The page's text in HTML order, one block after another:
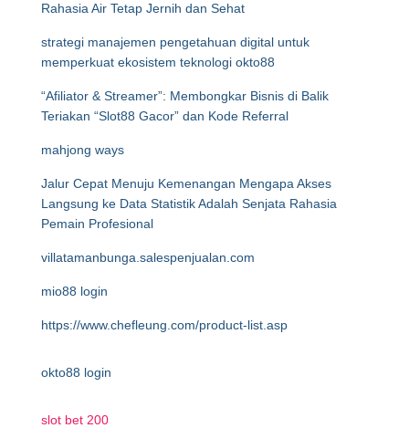
Rahasia Air Tetap Jernih dan Sehat
strategi manajemen pengetahuan digital untuk
memperkuat ekosistem teknologi okto88
“Afiliator & Streamer”: Membongkar Bisnis di Balik
Teriakan “Slot88 Gacor” dan Kode Referral
mahjong ways
Jalur Cepat Menuju Kemenangan Mengapa Akses
Langsung ke Data Statistik Adalah Senjata Rahasia
Pemain Profesional
villatamanbunga.salespenjualan.com
mio88 login
https://www.chefleung.com/product-list.asp
okto88 login
slot bet 200